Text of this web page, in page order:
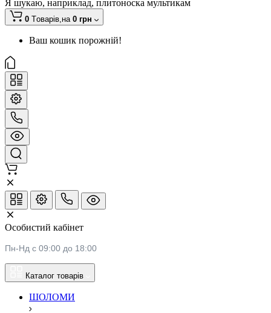
Я шукаю, наприклад, плитоноска мультикам
0 Tоварів,на 0 грн
Ваш кошик порожній!
Особистий кабінет
Пн-Нд с 09:00 до 18:00
Каталог товарів
ШОЛОМИ